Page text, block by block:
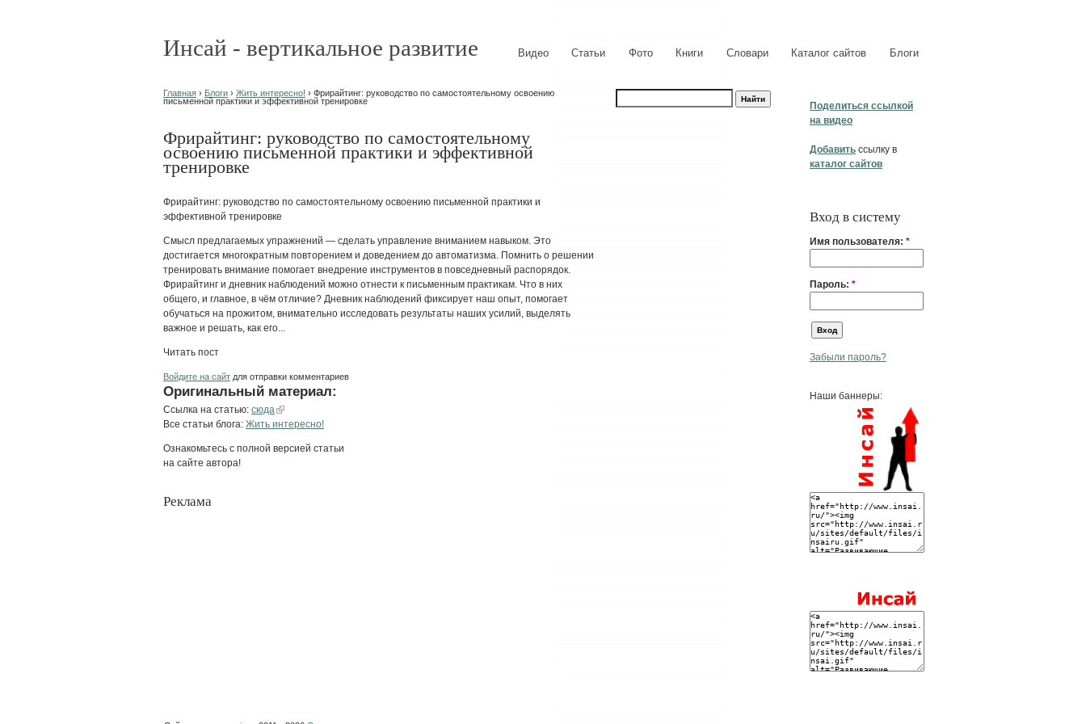
Инсай - вертикальное развитие Видео Статьи Фото Книги Словари Каталог сайтов Блоги
Поделиться ссылкой
на видео
Добавить ссылку в
каталог сайтов
Вход в систему
Имя пользователя: *
Пароль: *
Забыли пароль?
Наши баннеры:
Главная › Блоги › Жить интересно! › Фрирайтинг: руководство по самостоятельному освоению
письменной практики и эффективной тренировке
Фрирайтинг: руководство по самостоятельному
освоению письменной практики и эффективной
тренировке
Фрирайтинг: руководство по самостоятельному освоению письменной практики и
эффективной тренировке
Смысл предлагаемых упражнений — сделать управление вниманием навыком. Это
достигается многократным повторением и доведением до автоматизма. Помнить о решении
тренировать внимание помогает внедрение инструментов в повседневный распорядок.
Фрирайтинг и дневник наблюдений можно отнести к письменным практикам. Что в них
общего, и главное, в чём отличие? Дневник наблюдений фиксирует наш опыт, помогает
обучаться на прожитом, внимательно исследовать результаты наших усилий, выделять
важное и решать, как его...
Читать пост
Войдите на сайт для отправки комментариев
Оригинальный материал:
Ссылка на статью: сюда
Все статьи блога: Жить интересно!
Ознакомьтесь с полной версией статьи
на сайте автора!
Реклама